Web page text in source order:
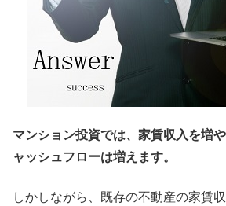
マンション投資では、家賃収入を増
ャッシュフローは増えます。
しかしながら、既存の不動産の家賃